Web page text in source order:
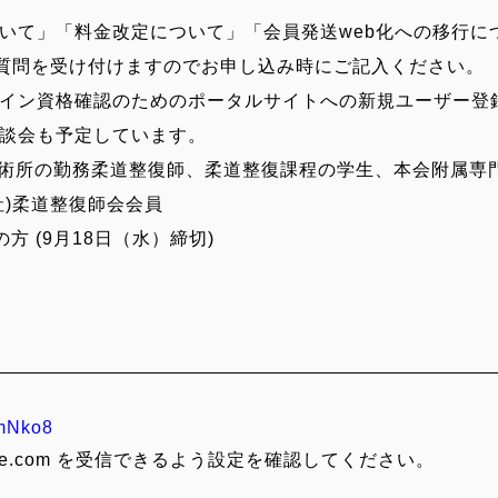
」「料金改定について」「会員発送web化への移行に
付けますのでお申し込み時にご記入ください。
のためのポータルサイトへの新規ユーザー登
定しています。
勤務柔道整復師、柔道整復課程の学生、本会附属専
師会会員
月18日（水）締切)
を受信できるよう設定を確認してください。